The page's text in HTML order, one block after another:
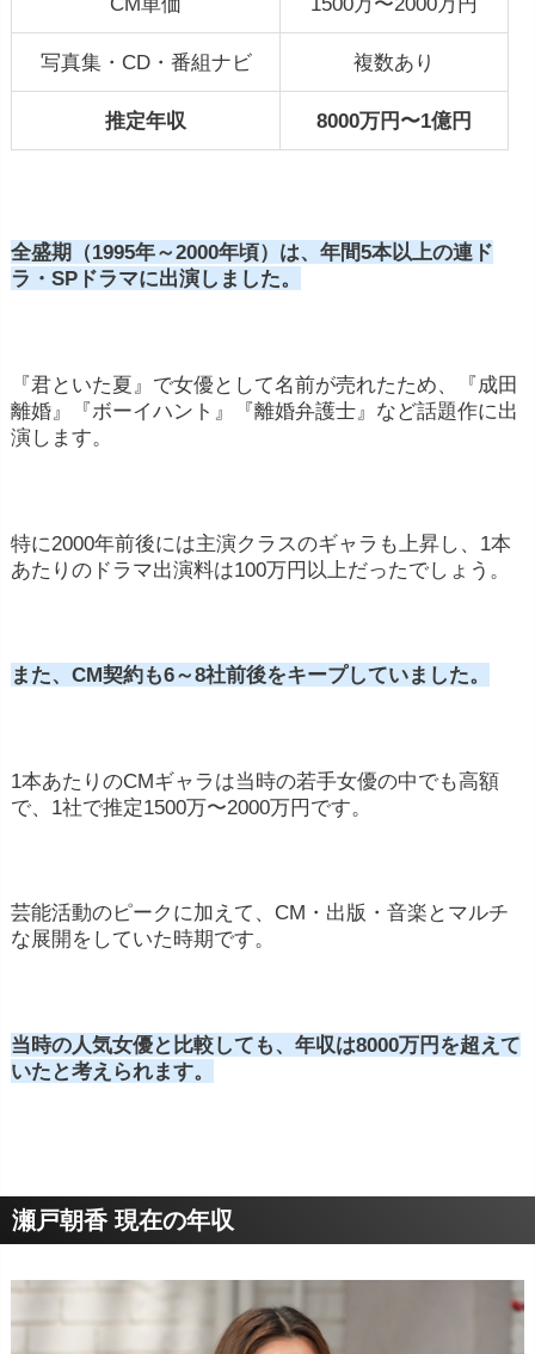
写真集・CD・番組ナビ 複数あり
推定年収 8000万円〜1億円
全盛期（1995年～2000年頃）は、年間5本以上の連ド
ラ・SPドラマに出演しました。
『君といた夏』で女優として名前が売れたため、『成田
離婚』『ボーイハント』『離婚弁護士』など話題作に出
演します。
特に2000年前後には主演クラスのギャラも上昇し、1本
あたりのドラマ出演料は100万円以上だったでしょう。
また、CM契約も6～8社前後をキープしていました。
1本あたりのCMギャラは当時の若手女優の中でも高額
で、1社で推定1500万〜2000万円です。
芸能活動のピークに加えて、CM・出版・音楽とマルチ
な展開をしていた時期です。
当時の人気女優と比較しても、年収は8000万円を超えて
いたと考えられます。
瀬戸朝香 現在の年収